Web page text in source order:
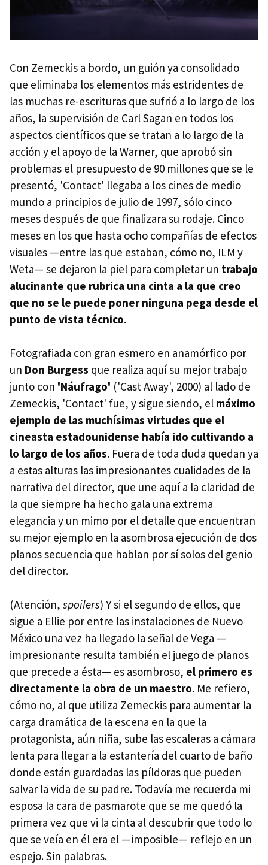
Con Zemeckis a bordo, un guión ya consolidado
que eliminaba los elementos más estridentes de
las muchas re-escrituras que sufrió a lo largo de los
años, la supervisión de Carl Sagan en todos los
aspectos científicos que se tratan a lo largo de la
acción y el apoyo de la Warner, que aprobó sin
problemas el presupuesto de 90 millones que se le
presentó, 'Contact' llegaba a los cines de medio
mundo a principios de julio de 1997, sólo cinco
meses después de que finalizara su rodaje. Cinco
meses en los que hasta ocho compañías de efectos
visuales —entre las que estaban, cómo no, ILM y
Weta— se dejaron la piel para completar un trabajo
alucinante que rubrica una cinta a la que creo
que no se le puede poner ninguna pega desde el
punto de vista técnico.
Fotografiada con gran esmero en anamórfico por
un Don Burgess que realiza aquí su mejor trabajo
junto con 'Náufrago' ('Cast Away', 2000) al lado de
Zemeckis, 'Contact' fue, y sigue siendo, el máximo
ejemplo de las muchísimas virtudes que el
cineasta estadounidense había ido cultivando a
lo largo de los años. Fuera de toda duda quedan ya
a estas alturas las impresionantes cualidades de la
narrativa del director, que une aquí a la claridad de
la que siempre ha hecho gala una extrema
elegancia y un mimo por el detalle que encuentran
su mejor ejemplo en la asombrosa ejecución de dos
planos secuencia que hablan por sí solos del genio
del director.
(Atención, spoilers) Y si el segundo de ellos, que
sigue a Ellie por entre las instalaciones de Nuevo
México una vez ha llegado la señal de Vega —
impresionante resulta también el juego de planos
que precede a ésta— es asombroso, el primero es
directamente la obra de un maestro. Me refiero,
cómo no, al que utiliza Zemeckis para aumentar la
carga dramática de la escena en la que la
protagonista, aún niña, sube las escaleras a cámara
lenta para llegar a la estantería del cuarto de baño
donde están guardadas las píldoras que pueden
salvar la vida de su padre. Todavía me recuerda mi
esposa la cara de pasmarote que se me quedó la
primera vez que vi la cinta al descubrir que todo lo
que se veía en él era el —imposible— reflejo en un
espejo. Sin palabras.